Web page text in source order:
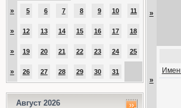
» 5 6 7 8 9 10 11
» 12 13 14 15 16 17 18
» 19 20 21 22 23 24 25
» 26 27 28 29 30 31
Август 2026
»
»